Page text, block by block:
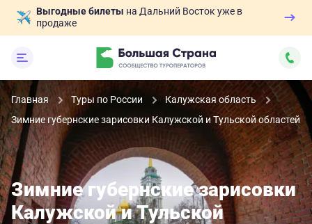
Выгодные билеты на Дальний Восток уже в
продаже
Главная Туры по России
Калужская область
Зимние губернские зарисовки Калужской и Тульской областей
Зимние губернские зарисовки
Калужской и Тульской